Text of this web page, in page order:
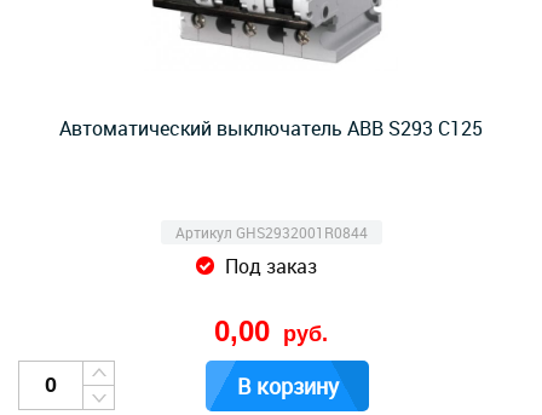
Автоматический выключатель ABB S293 C125
Артикул GHS2932001R0844
Под заказ
0,00 руб.
В корзину